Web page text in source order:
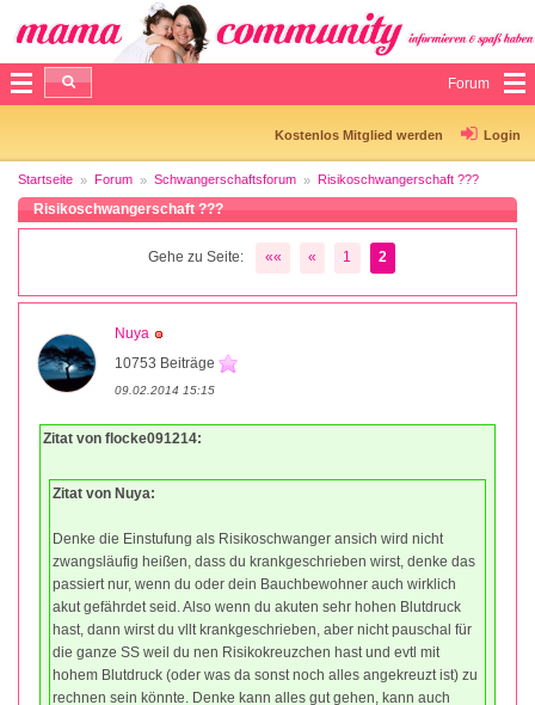
Forum
Kostenlos Mitglied werden Login
Startseite Forum Schwangerschaftsforum Risikoschwangerschaft ???
Risikoschwangerschaft ???
Gehe zu Seite: «« « 1 2
Nuya
10753 Beiträge
09.02.2014 15:15
Zitat von flocke091214:
Zitat von Nuya:
Denke die Einstufung als Risikoschwanger ansich wird nicht
zwangsläufig heißen, dass du krankgeschrieben wirst, denke das
passiert nur, wenn du oder dein Bauchbewohner auch wirklich
akut gefährdet seid. Also wenn du akuten sehr hohen Blutdruck
hast, dann wirst du vllt krankgeschrieben, aber nicht pauschal für
die ganze SS weil du nen Risikokreuzchen hast und evtl mit
hohem Blutdruck (oder was da sonst noch alles angekreuzt ist) zu
rechnen sein könnte. Denke kann alles gut gehen, kann auch